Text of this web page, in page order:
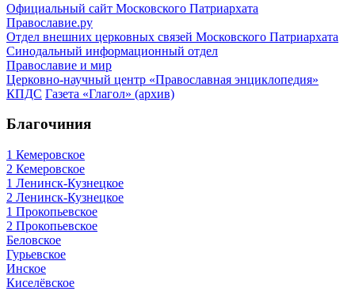
Официальный сайт Московского Патриархата
Православие.ру
Отдел внешних церковных связей Московского Патриархата
Синодальный информационный отдел
Православие и мир
Церковно-научный центр «Православная энциклопедия»
КПДС Газета «Глагол» (архив)
Благочиния
1 Кемеровское
2 Кемеровское
1 Ленинск-Кузнецкое
2 Ленинск-Кузнецкое
1 Прокопьевское
2 Прокопьевское
Беловское
Гурьевское
Инское
Киселёвское